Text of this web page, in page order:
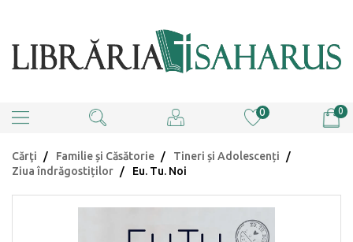
0 0
Cărţi Familie și Căsătorie
Tineri și Adolescenți
Ziua îndrăgostiților
Eu. Tu. Noi